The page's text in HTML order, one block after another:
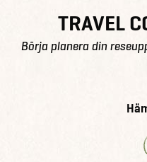
TRAVEL
Börja planera din